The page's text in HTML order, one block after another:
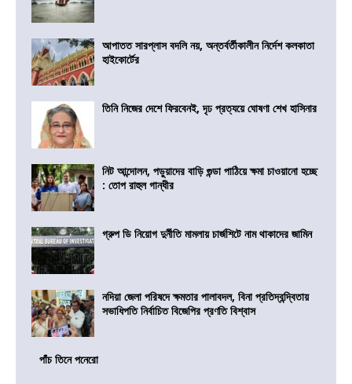
আপাতত সারপ্লাস বদলি নয়, অন্তর্বর্তীকালীন নির্দেশ কলকাতা
হাইকোর্টের
তিনি নিজের দেশে ফিরবেনই, দৃঢ প্রত্যয়ে ঘোষণা শেখ হাসিনার
নিট আন্দোলন, পড়ুয়াদের বাড়ি গুন্ডা পাঠিয়ে ক্ষমা চাওয়ানো হচ্ছে
: তোপ রাহুল গান্ধীর
গ্রুপ ডি নিয়োগ দুর্নীতি মামলায় চার্জশিটে নাম থাকাদের জামিন
নদিয়া জেলা পরিষদে ক্ষমতার পালাবদল, বিনা প্রতিদ্বন্দ্বিতায়
সভাধিপতি নির্বাচিত বিজেপির প্রণতি বিশ্বাস
পাঁচ তিনে পনেরো